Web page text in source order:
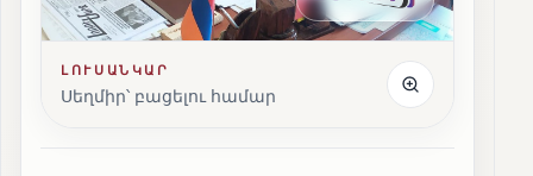
ԼՈՒՍԱՆԿԱՐ
Սեղմիր՝ բացելու համար